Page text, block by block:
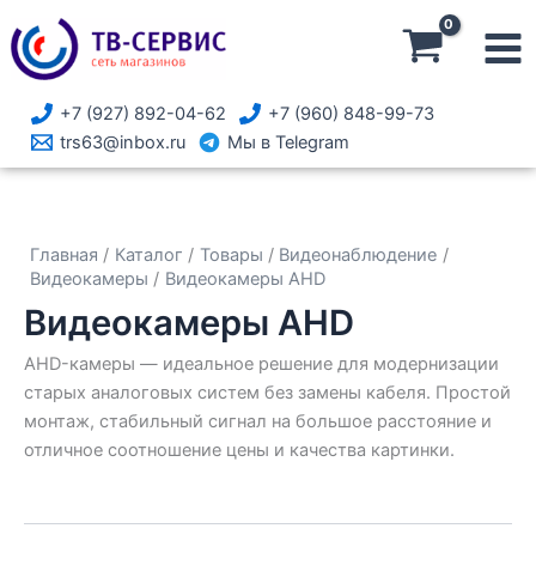
Перейти
содержимому
+7 (927) 892-04-62
+7 (960) 848-99-73
trs63@inbox.ru
Мы в Telegram
Главная Каталог Товары
Видеонаблюдение
Видеокамеры
Видеокамеры AHD
Видеокамеры AHD
AHD-камеры — идеальное решение для модернизации
старых аналоговых систем без замены кабеля. Простой
монтаж, стабильный сигнал на большое расстояние и
отличное соотношение цены и качества картинки.